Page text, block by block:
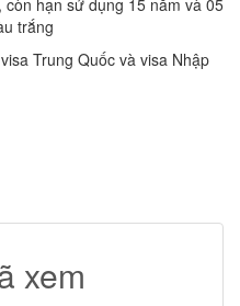
trắng
Trung Quốc và visa Nhập
xem